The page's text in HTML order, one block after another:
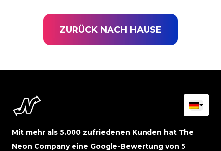
ZURÜCK NACH HAUSE
Mit mehr als 5.000 zufriedenen Kunden hat The
Neon Company eine Google-Bewertung von 5